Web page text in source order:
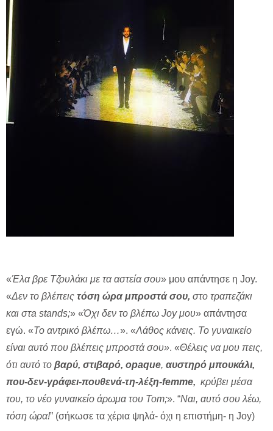
«Έλα βρε Τζουλάκι με τα αστεία σου» μου απάντησε η Joy.
«Δεν το βλέπεις τόση ώρα μπροστά σου, στο τραπεζάκι
και στa stands;» «Όχι δεν το βλέπω Joy μου» απάντησα
εγώ. «Το αντρικό βλέπω…». «Λάθος κάνεις. Το γυναικείο
είναι αυτό που βλέπεις μπροστά σου». «Θέλεις να μου πεις,
ότι αυτό το βαρύ, στιβαρό, opaque, αυστηρό μπουκάλι,
που-δεν-γράφει-πουθενά-τη-λέξη-femme, κρύβει μέσα
του, το νέο γυναικείο άρωμα του Τοm;». “Nαι, αυτό σου λέω,
τόση ώρα!” (σήκωσε τα χέρια ψηλά- όχι η επιστήμη- η Joy)